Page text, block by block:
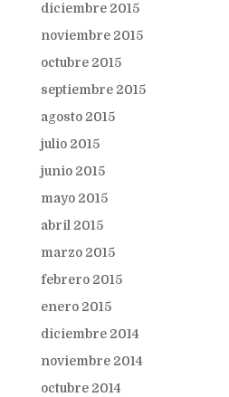
diciembre 2015
noviembre 2015
octubre 2015
septiembre 2015
agosto 2015
julio 2015
junio 2015
mayo 2015
abril 2015
marzo 2015
febrero 2015
enero 2015
diciembre 2014
noviembre 2014
octubre 2014